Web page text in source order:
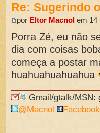
Re: Sugerindo
por Eltor Macnol em 14
Porra Zé, eu não
dia com coisas
começa a postar
huahuahuahuahua
Gmail/gtalk/MSN:
@Macnol
Facebook